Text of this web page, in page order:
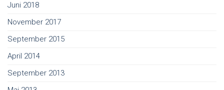
Juni 2018
November 2017
September 2015
April 2014
September 2013